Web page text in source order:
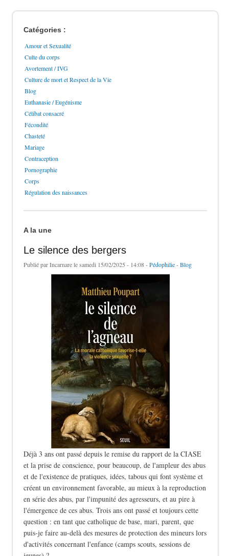
Catégories :
Amour et Sexualité
Culte du corps
Avortement / IVG
Culture de mort et Respect de la Vie
Blog
Euthanasie / Eugénisme
Célibat consacré
Fécondité
Chasteté
Mariage
Contraception
Pornographie
Corps
Régulation des naissances
A la une
Le silence des bergers
Publié parIncarnarele samedi 15/02/2025 - 14:08 -Pédophilie-Blog
Déjà 3 ans ont passé depuis le remise du rapport de la CIASE
et la prise de conscience, pour beaucoup, de l'ampleur des abus
et de l'existence de pratiques, idées, tabous qui font système et
créent un environnement favorable, au mieux à la reproduction
en série des abus, par l'impunité des agresseurs, et au pire à
l'émergence de ces abus. Trois ans ont passé et toujours cette
question : en tant que catholique de base, mari, parent, que
puis-je faire au-delà des mesures de protection des mineurs lors
d'activités concernant l'enfance (camps scouts, sessions de